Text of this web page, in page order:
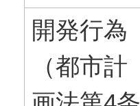
開発行為
（都市計